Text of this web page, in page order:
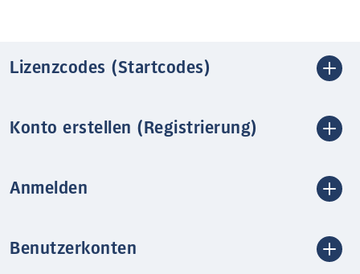
Lizenzcodes (Startcodes)
Konto erstellen (Registrierung)
Anmelden
Benutzerkonten